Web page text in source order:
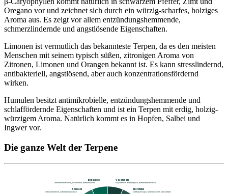
Oregano vor und zeichnet sich durch ein würzig-scharfes, holziges
Aroma aus. Es zeigt vor allem entzündungshemmende,
schmerzlindernde und angstlösende Eigenschaften.
Limonen ist vermutlich das bekannteste Terpen, da es den meisten
Menschen mit seinem typisch süßen, zitronigen Aroma von
Zitronen, Limonen und Orangen bekannt ist. Es kann stresslindernd,
antibakteriell, angstlösend, aber auch konzentrationsfördernd
wirken.
Humulen besitzt antimikrobielle, entzündungshemmende und
schlaffördernde Eigenschaften und ist ein Terpen mit erdig, holzig-
würzigem Aroma. Natürlich kommt es in Hopfen, Salbei und
Ingwer vor.
Die ganze Welt der Terpene